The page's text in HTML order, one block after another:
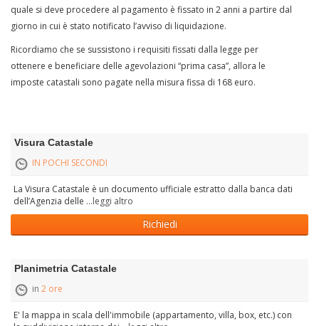
quale si deve procedere al pagamento è fissato in 2 anni a partire dal
giorno in cui è stato notificato l’avviso di liquidazione.
Ricordiamo che se sussistono i requisiti fissati dalla legge per
ottenere e beneficiare delle agevolazioni “prima casa”, allora le
imposte catastali sono pagate nella misura fissa di 168 euro.
Visura Catastale
IN POCHI SECONDI
La Visura Catastale è un documento ufficiale estratto dalla banca dati
dell’Agenzia delle ...leggi altro
Richiedi
Planimetria Catastale
in 2 ore
E' la mappa in scala dell'immobile (appartamento, villa, box, etc.) con